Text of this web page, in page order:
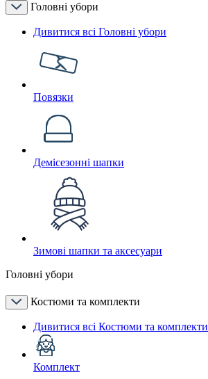
Головні убори
Дивитися всі Головні убори
Повязки
Демісезонні шапки
Зимові шапки та аксесуари
Головні убори
Костюми та комплекти
Дивитися всі Костюми та комплекти
Комплект